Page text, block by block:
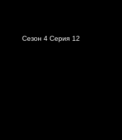
Сезон 4 Серия 12